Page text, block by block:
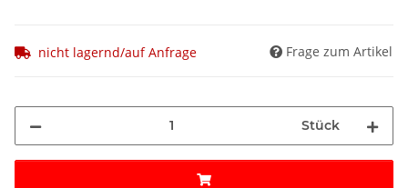
nicht lagernd/auf Anfrage Frage zum Artikel
Stück